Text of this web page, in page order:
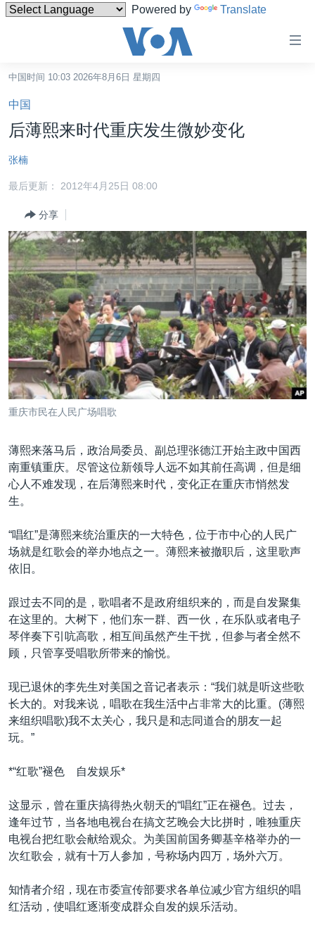
Powered by Translate
碍
链
接
跳
转
内
转
到
导
航
跳
转
到
检
索
台湾
港澳
国际
最新国际新闻
印太
中东
欧洲
非洲
美洲
全球议题
分类新闻
经济·金融·贸易
人权·法律·宗教
科教·文娱·体健
军事
劳工
环境
美中关系
热点专题
白宫要闻
国会报道
美中关系
美国建国250周年
美国之音专访
重要讲话与声明
关注西藏
关注新疆
GEN Z 看美国
VOA视频
VOA今日焦点
中文广播
关注我们
其他语言网站
中国时间 10:03 2026年8月6日 星期四
中国
后薄熙来时代重庆发生微妙变化
张楠
最后更新： 2012年4月25日 08:00
分享
重庆市民在人民广场唱歌
薄熙来落马后，政治局委员、副总理张德江开始主政中国西
南重镇重庆。尽管这位新领导人远不如其前任高调，但是细
心人不难发现，在后薄熙来时代，变化正在重庆市悄然发
生。
“唱红”是薄熙来统治重庆的一大特色，位于市中心的人民广
场就是红歌会的举办地点之一。薄熙来被撤职后，这里歌声
依旧。
跟过去不同的是，歌唱者不是政府组织来的，而是自发聚集
在这里的。大树下，他们东一群、西一伙，在乐队或者电子
琴伴奏下引吭高歌，相互间虽然产生干扰，但参与者全然不
顾，只管享受唱歌所带来的愉悦。
现已退休的李先生对美国之音记者表示：“我们就是听这些歌
长大的。对我来说，唱歌在我生活中占非常大的比重。(薄熙
来组织唱歌)我不太关心，我只是和志同道合的朋友一起
玩。”
*“红歌”褪色 自发娱乐*
这显示，曾在重庆搞得热火朝天的“唱红”正在褪色。过去，
逢年过节，当各地电视台在搞文艺晚会大比拼时，唯独重庆
电视台把红歌会献给观众。为美国前国务卿基辛格举办的一
次红歌会，就有十万人参加，号称场内四万，场外六万。
知情者介绍，现在市委宣传部要求各单位减少官方组织的唱
红活动，使唱红逐渐变成群众自发的娱乐活动。